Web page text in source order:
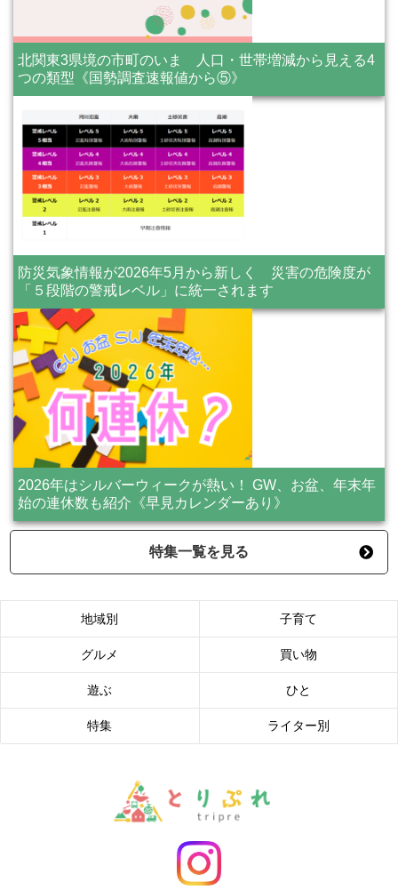
北関東3県境の市町のいま 人口・世帯増減から見える4
つの類型《国勢調査速報値から⑤》
防災気象情報が2026年5月から新しく 災害の危険度が
「５段階の警戒レベル」に統一されます
2026年はシルバーウィークが熱い！ GW、お盆、年末年
始の連休数も紹介《早見カレンダーあり》
特集一覧を見る
地域別 子育て
グルメ 買い物
遊ぶ ひと
特集 ライター別